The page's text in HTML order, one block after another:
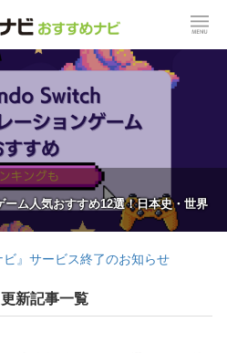
ム人気おすすめ12選！日本史・世界
ビ』サービス終了のお知らせ
新記事一覧